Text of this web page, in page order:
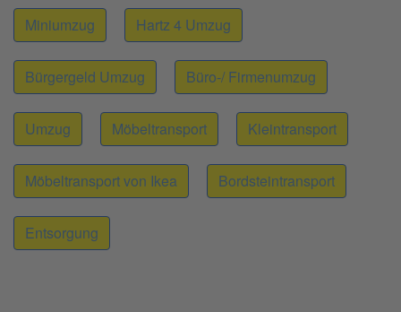
Miniumzug Hartz 4 Umzug
Bürgergeld Umzug Büro-/ Firmenumzug
Umzug Möbeltransport Kleintransport
Möbeltransport von Ikea Bordsteintransport
Entsorgung